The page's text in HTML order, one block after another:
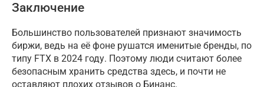
Заключение
Большинство пользователей признают значимость
биржи, ведь на её фоне рушатся именитые бренды, по
типу FTX в 2024 году. Поэтому люди считают более
безопасным хранить средства здесь, и почти не
оставляют плохих отзывов о Бинанс.